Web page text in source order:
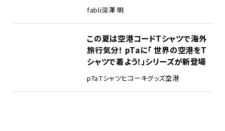
fabli深澤 明
この夏は空港コードTシャツで海外
旅行気分！ pTaに「 世界の空港をT
シャツで着よう！」シリーズが新登場
pTaTシャツヒコーキグッズ空港